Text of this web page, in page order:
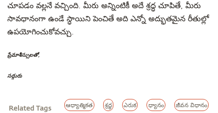
చూపడం వల్లనే వచ్చింది. మీరు అన్నింటికీ అదే శ్రద్ధ చూపితే, మీరు
సావధానంగా ఉండే స్ధాయిని పెంచితే అది ఎన్నో అద్భుతమైన రీతుల్లో
ఉపయోగించుకోవచ్చు.
ప్రేమాశీస్సులతో,
సద్గురు
Related Tags ఆధ్యాత్మికత శ్రద్ధ ఎరుక ధ్యానం జీవన విధానం